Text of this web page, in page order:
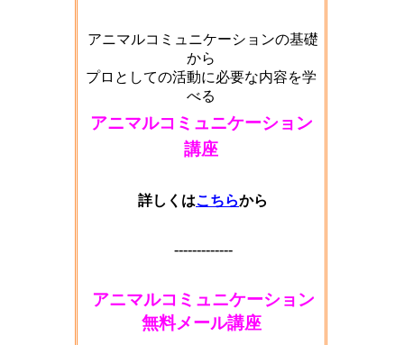
アニマルコミュニケーションの基礎
から
プロとしての活動に必要な内容を学
べる
アニマルコミュニケーション
講座
詳しくはこちらから
-------------
アニマルコミュニケーション
無料メール講座